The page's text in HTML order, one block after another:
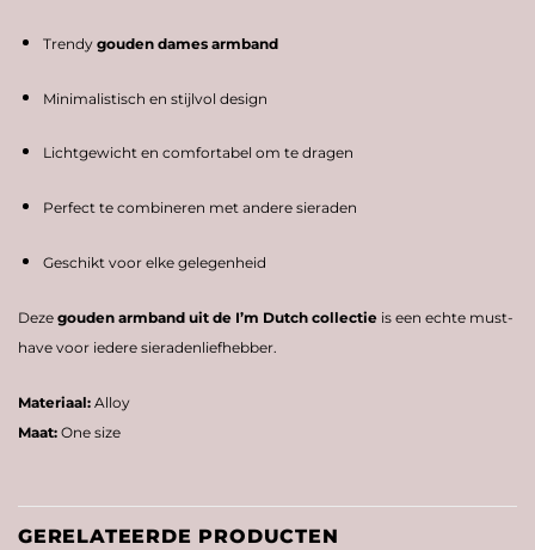
Trendy gouden dames armband
Minimalistisch en stijlvol design
Lichtgewicht en comfortabel om te dragen
Perfect te combineren met andere sieraden
Geschikt voor elke gelegenheid
Deze gouden armband uit de I’m Dutch collectie is een echte must-
have voor iedere sieradenliefhebber.
Materiaal: Alloy
Maat: One size
GERELATEERDE PRODUCTEN